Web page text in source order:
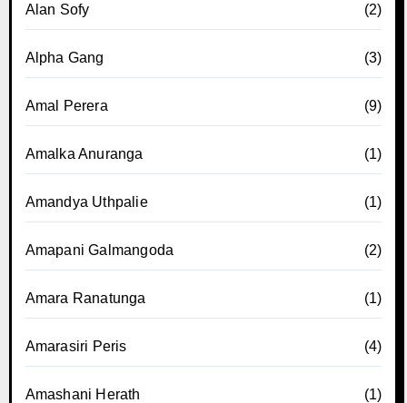
Alan Sofy (2)
Alpha Gang (3)
Amal Perera (9)
Amalka Anuranga (1)
Amandya Uthpalie (1)
Amapani Galmangoda (2)
Amara Ranatunga (1)
Amarasiri Peris (4)
Amashani Herath (1)